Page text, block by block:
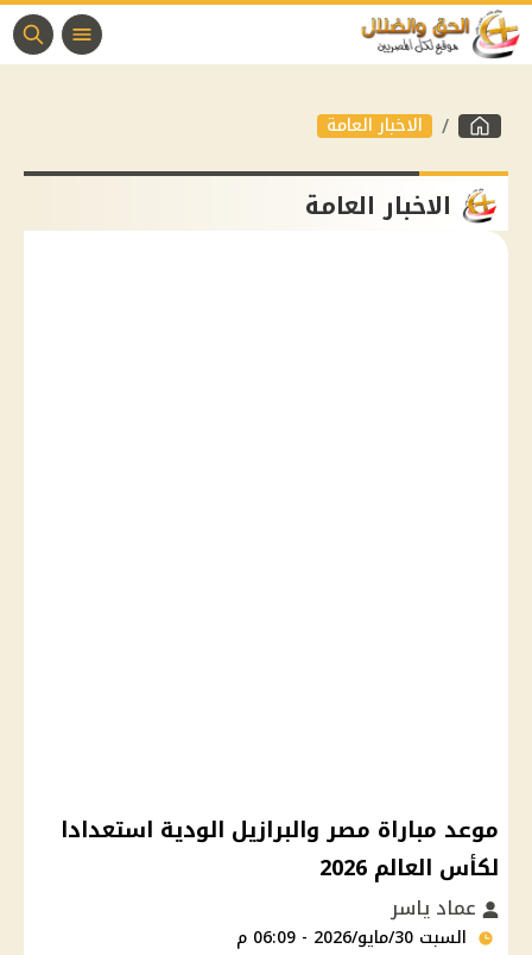
الاخبار العامة
الاخبار العامة
موعد مباراة مصر والبرازيل الودية استعدادا
لكأس العالم 2026
عماد ياسر
السبت 30/مايو/2026 - 06:09 م